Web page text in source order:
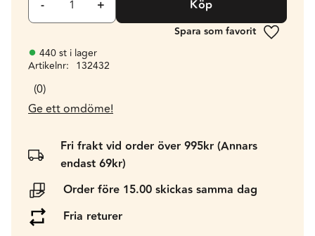
+
- Köp
Lägg till
440 st i lager
Artikelnr
132432
0
Ge ett omdöme!
Fri frakt vid order över 995kr (Annars
endast 69kr)
Order före 15.00 skickas samma dag
Fria returer